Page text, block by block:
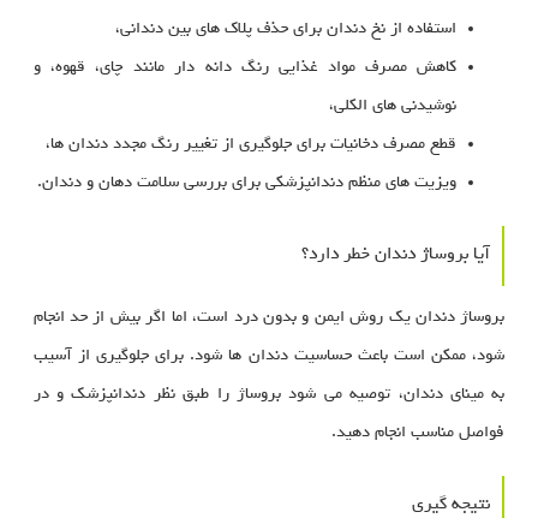
استفاده از نخ دندان برای حذف پلاک‌ های بین دندانی،
کاهش مصرف مواد غذایی رنگ‌ دانه‌ دار مانند چای، قهوه، و
نوشیدنی‌ های الکلی،
قطع مصرف دخانیات برای جلوگیری از تغییر رنگ مجدد دندان‌ ها،
ویزیت‌ های منظم دندانپزشکی برای بررسی سلامت دهان و دندان.
آیا بروساژ دندان خطر دارد؟
بروساژ دندان یک روش ایمن و بدون درد است، اما اگر بیش از حد انجام
شود، ممکن است باعث حساسیت دندان‌ ها شود. برای جلوگیری از آسیب
به مینای دندان، توصیه می‌ شود بروساژ را طبق نظر دندانپزشک و در
فواصل مناسب انجام دهید.
نتیجه گیری